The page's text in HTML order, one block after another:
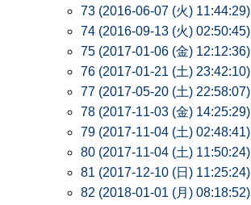
73 (2016-06-07 (火) 11:44:29)
74 (2016-09-13 (火) 02:50:45)
75 (2017-01-06 (金) 12:12:36)
76 (2017-01-21 (土) 23:42:10)
77 (2017-05-20 (土) 22:58:07)
78 (2017-11-03 (金) 14:25:29)
79 (2017-11-04 (土) 02:48:41)
80 (2017-11-04 (土) 11:50:24)
81 (2017-12-10 (日) 11:25:24)
82 (2018-01-01 (月) 08:18:52)